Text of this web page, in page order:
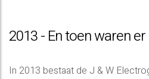
2013 - En toen waren
In 2013 bestaat de J & W